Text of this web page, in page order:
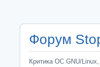
Форум
Критика ОС GNU/